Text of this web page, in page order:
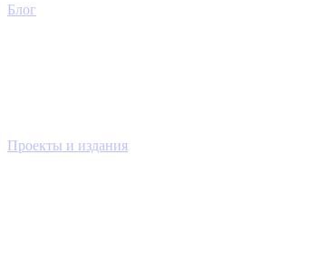
Блог
Проекты и издания